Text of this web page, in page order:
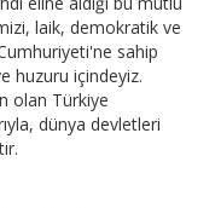
laik, demokratik ve
sahip
huzuru içindeyiz.
olan Türkiye
dünya devletleri